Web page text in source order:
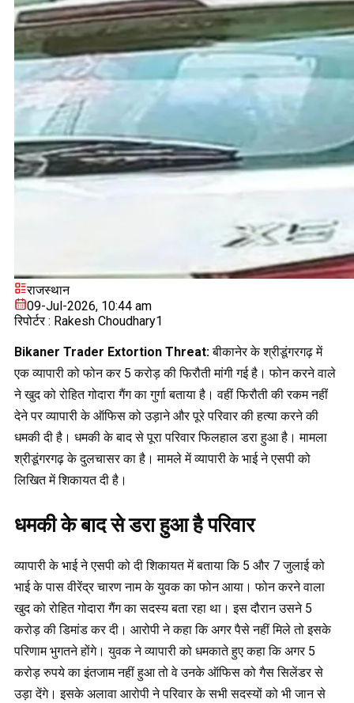
राजस्थान
09-Jul-2026, 10:44 am
रिपोर्टर : Rakesh Choudhary1
Bikaner Trader Extortion Threat:बीकानेर के श्रीडूंगरगढ़ में
एक व्यापारी को फोन कर 5 करोड़ की फिरौती मांगी गई है। फोन करने वाले
ने खुद को रोहित गोदारा गैंग का गुर्गा बताया है। वहीं फिरौती की रकम नहीं
देने पर व्यापारी के ऑफिस को उड़ाने और पूरे परिवार की हत्या करने की
धमकी दी है। धमकी के बाद से पूरा परिवार फिलहाल डरा हुआ है। मामला
श्रीडूंगरगढ़ के दुलचासर का है। मामले में व्यापारी के भाई ने एसपी को
लिखित में शिकायत दी है।
धमकी के बाद से डरा हुआ है परिवार
व्यापारी के भाई ने एसपी को दी शिकायत में बताया कि 5 और 7 जुलाई को
भाई के पास वीरेंद्र चारण नाम के युवक का फोन आया। फोन करने वाला
खुद को रोहित गोदारा गैंग का सदस्य बता रहा था। इस दौरान उसने 5
करोड़ की डिमांड कर दी। आरोपी ने कहा कि अगर पैसे नहीं मिले तो इसके
परिणाम भुगतने होंगे। युवक ने व्यापारी को धमकाते हुए कहा कि अगर 5
करोड़ रुपये का इंतजाम नहीं हुआ तो वे उनके ऑफिस को गैस सिलेंडर से
उड़ा देंगे। इसके अलावा आरोपी ने परिवार के सभी सदस्यों को भी जान से